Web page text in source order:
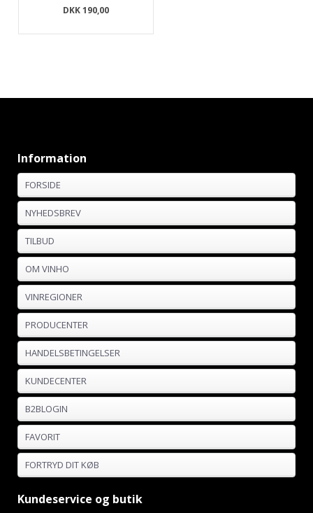
DKK 190,00
Information
FORSIDE
NYHEDSBREV
TILBUD
OM VINHO
VINREGIONER
PRODUCENTER
HANDELSBETINGELSER
KUNDECENTER
B2BLOGIN
FAVORIT
FORTRYD DIT KØB
Kundeservice og butik